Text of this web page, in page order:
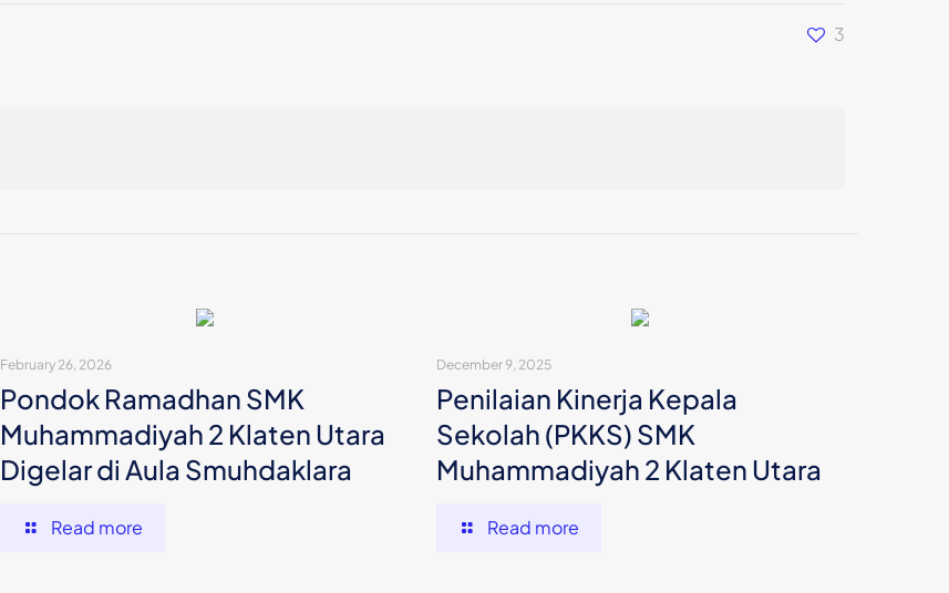
3
February 26, 2026
Pondok Ramadhan SMK
Muhammadiyah 2 Klaten Utara
Digelar di Aula Smuhdaklara
Read more
December 9, 2025
Penilaian Kinerja Kepala
Sekolah (PKKS) SMK
Muhammadiyah 2 Klaten Utara
Read more